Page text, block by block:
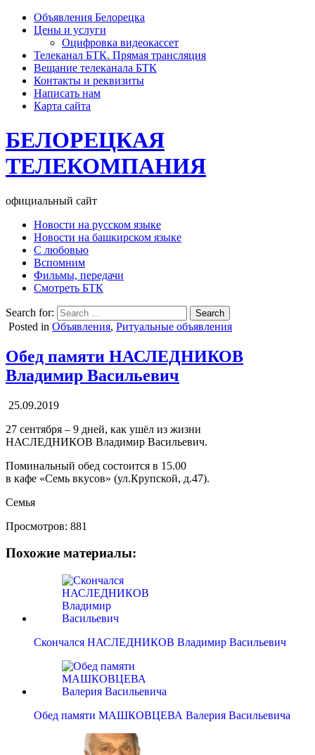
Объявления Белорецка
Цены и услуги
Оцифровка видеокассет
Телеканал БТК. Прямая трансляция
Вещание телеканала БТК
Контакты и реквизиты
Написать нам
Карта сайта
БЕЛОРЕЦКАЯ
ТЕЛЕКОМПАНИЯ
официальный сайт
Новости на русском языке
Новости на башкирском языке
С любовью
Вспомним
Фильмы, передачи
Смотреть БТК
Search for:
Posted in Объявления, Ритуальные объявления
Обед памяти НАСЛЕДНИКОВ
Владимир Васильевич
25.09.2019
27 сентября – 9 дней, как ушёл из жизни
НАСЛЕДНИКОВ Владимир Васильевич.
Поминальный обед состоится в 15.00
в кафе «Семь вкусов» (ул.Крупской, д.47).
Семья
Просмотров: 881
Похожие материалы:
Скончался НАСЛЕДНИКОВ Владимир Васильевич
Обед памяти МАШКОВЦЕВА Валерия Васильевича